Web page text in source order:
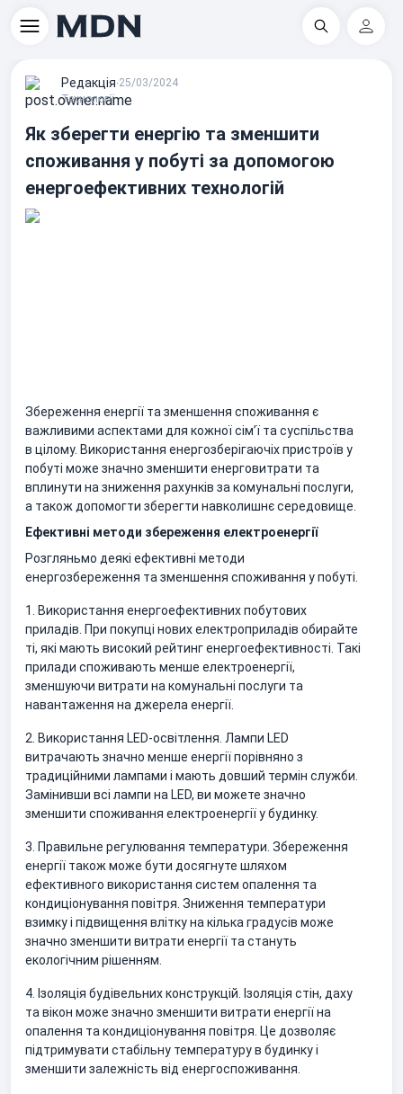
Пошук
Редакцiя∙25/03/2024
Технології
Як зберегти енергію та зменшити
споживання у побуті за допомогою
енергоефективних технологій
Збереження енергії та зменшення споживання є
важливими аспектами для кожної сім’ї та суспільства
в цілому. Використання енергозберігаючіх пристроїв у
побуті може значно зменшити енерговитрати та
вплинути на зниження рахунків за комунальні послуги,
а також допомогти зберегти навколишнє середовище.
Ефективні методи збереження електроенергії
Розгляньмо деякі ефективні методи
енергозбереження та зменшення споживання у побуті.
1. Використання енергоефективних побутових
приладів. При покупці нових електроприладів обирайте
ті, які мають високий рейтинг енергоефективності. Такі
прилади споживають менше електроенергії,
зменшуючи витрати на комунальні послуги та
навантаження на джерела енергії.
2. Використання LED-освітлення. Лампи LED
витрачають значно менше енергії порівняно з
традиційними лампами і мають довший термін служби.
Замінивши всі лампи на LED, ви можете значно
зменшити споживання електроенергії у будинку.
3. Правильне регулювання температури. Збереження
енергії також може бути досягнуте шляхом
ефективного використання систем опалення та
кондиціонування повітря. Зниження температури
взимку і підвищення влітку на кілька градусів може
значно зменшити витрати енергії та стануть
екологічним рішенням.
4. Ізоляція будівельних конструкцій. Ізоляція стін, даху
та вікон може значно зменшити витрати енергії на
опалення та кондиціонування повітря. Це дозволяє
підтримувати стабільну температуру в будинку і
зменшити залежність від енергоспоживання.